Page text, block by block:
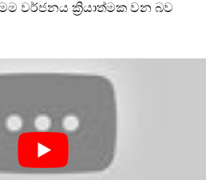
වර්ජනය ක්‍රියාත්මක වන බව